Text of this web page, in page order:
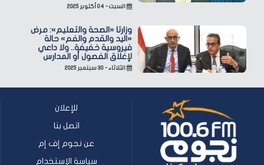
السبت - ٠٤ أكتوبر ٢٠٢٥
وزارتا «الصحة والتعليم»: مرض
«اليد والقدم والفم» حالة
فيروسية خفيفة.. ولا داعي
لإغلاق الفصول أو المدارس
الثلاثاء - ٣٠ سبتمبر ٢٠٢٥
للإعلان
اتصل بنا
عن نجوم إف إم
سياسة الإستخدام